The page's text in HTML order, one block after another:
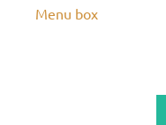
Menu box